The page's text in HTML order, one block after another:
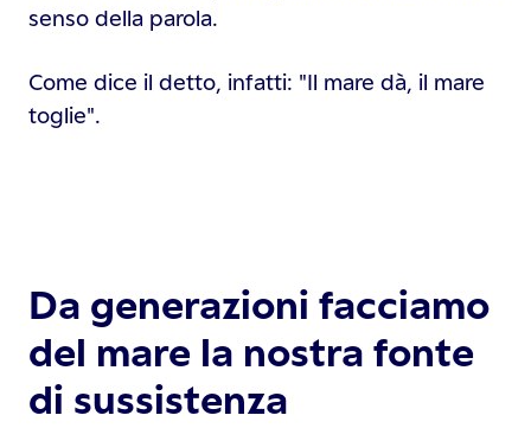
senso della parola.
Come dice il detto, infatti: "Il mare dà, il mare
toglie".
Da generazioni facciamo
del mare la nostra fonte
di sussistenza